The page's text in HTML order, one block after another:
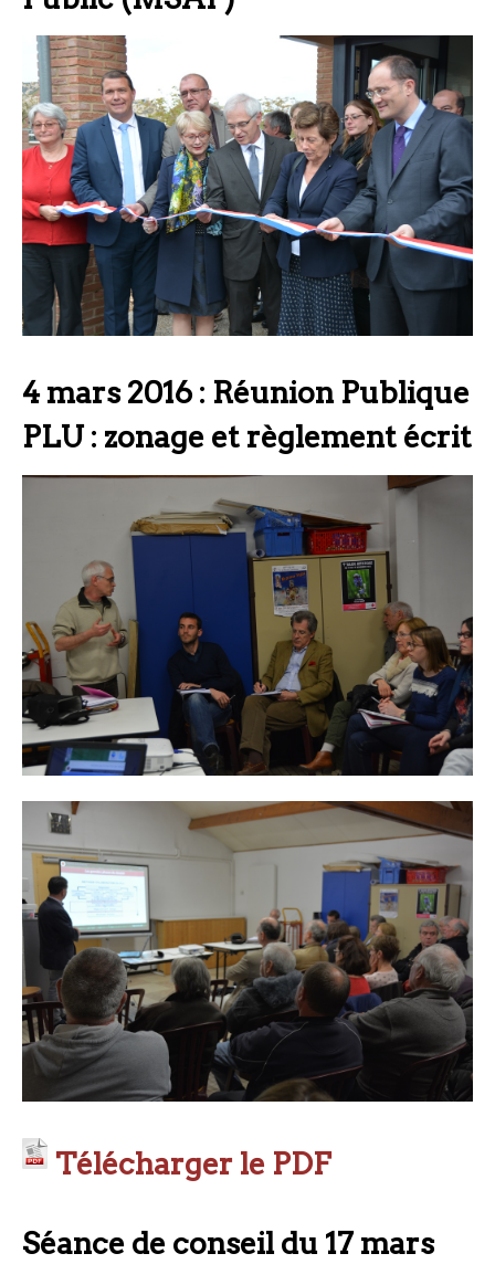
4 mars 2016 : Réunion Publique
PLU : zonage et règlement écrit
Télécharger le PDF
Séance de conseil du 17 mars